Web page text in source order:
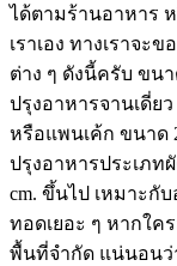
ได้ตามร้านอาหาร
เราเอง ทางเราจะ
ต่าง ๆ ดังนี้ครับ ขนา
ปรุงอาหารจานเดี่ยว
หรือแพนเค้ก ขนาด
ปรุงอาหารประเภท
cm. ขึ้นไป เหมาะกั
ทอดเยอะ ๆ หากใ
พื้นที่จำกัด แน่นอนว่